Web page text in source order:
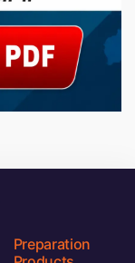
Preparation